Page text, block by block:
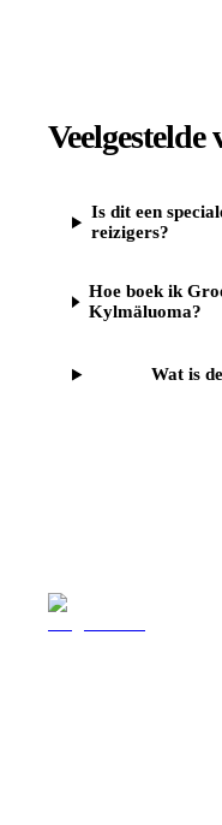
Veelgestelde
Is dit een
reizigers?
Hoe boek ik
Kylmäluoma?
Wat is